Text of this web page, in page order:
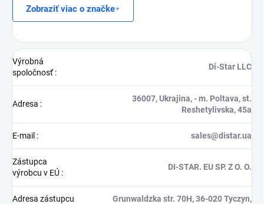
Zobraziť viac o značke
Výrobná
spoločnosť:
Di-Star LLC
Adresa :
36007, Ukrajina, - m. Poltava, st.
Reshetylivska, 45a
E-mail : sales@distar.ua
Zástupca
výrobcu v EÚ :
DI-STAR. EU SP. Z O. O.
Adresa zástupcu
Grunwaldzka str. 70H, 36-020 Tyczyn,